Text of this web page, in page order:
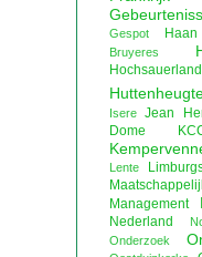
Gespot
Haan
Bruyeres
Hochsauerland
Isere Jean
Dome
Lente
Management
Nederland
Onderzoek